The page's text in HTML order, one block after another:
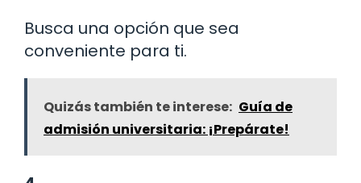
Busca una opción que sea
conveniente para ti.
Quizás también te interese: Guía de
admisión universitaria: ¡Prepárate!